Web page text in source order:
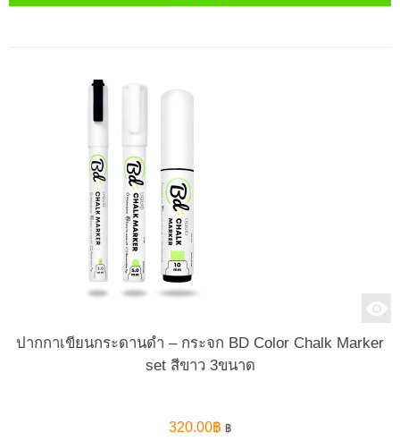
ปากกาเขียนกระดานดำ – กระจก BD Color Chalk Marker
set สีขาว 3ขนาด
320.00฿ ฿